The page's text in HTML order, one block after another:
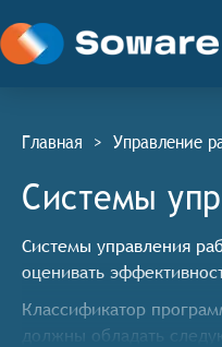
Главная > Управление
Системы
Системы управления
оценивать
Классификатор
должны обладать